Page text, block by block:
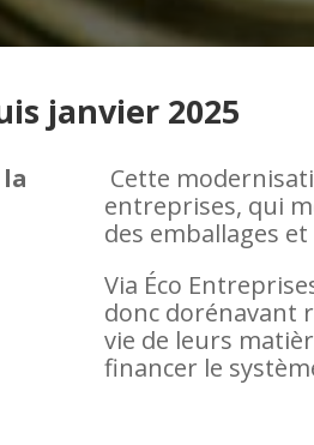
janvier 2025
Cette
entreprises, qui
des emballages
Via Éco
donc dorénavant
vie de leurs
financer le